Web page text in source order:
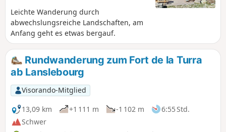
Leichte Wanderung durch
abwechslungsreiche Landschaften, am
Anfang geht es etwas bergauf.
Rundwanderung zum Fort de la Turra
ab Lanslebourg
Visorando-Mitglied
13,09 km
+1 111 m -1 102 m
6:55 Std.
Schwer